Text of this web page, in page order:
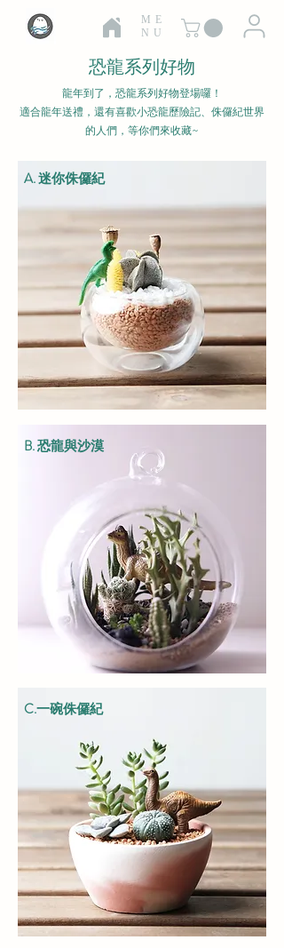
ME
NU
恐龍系列好物
龍年到了，恐龍系列好物登場囉！
適合龍年送禮，還有喜歡小恐龍歷險記、侏儸紀世界
的人們，等你們來收藏~
A. 迷你侏儸紀
B. 恐龍與沙漠
C.一碗侏儸紀